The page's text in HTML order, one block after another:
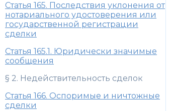
Статья 165. Последствия уклонения от
нотариального удостоверения или
государственной регистрации
сделки
Статья 165.1. Юридически значимые
сообщения
§ 2. Недействительность сделок
Статья 166. Оспоримые и ничтожные
сделки